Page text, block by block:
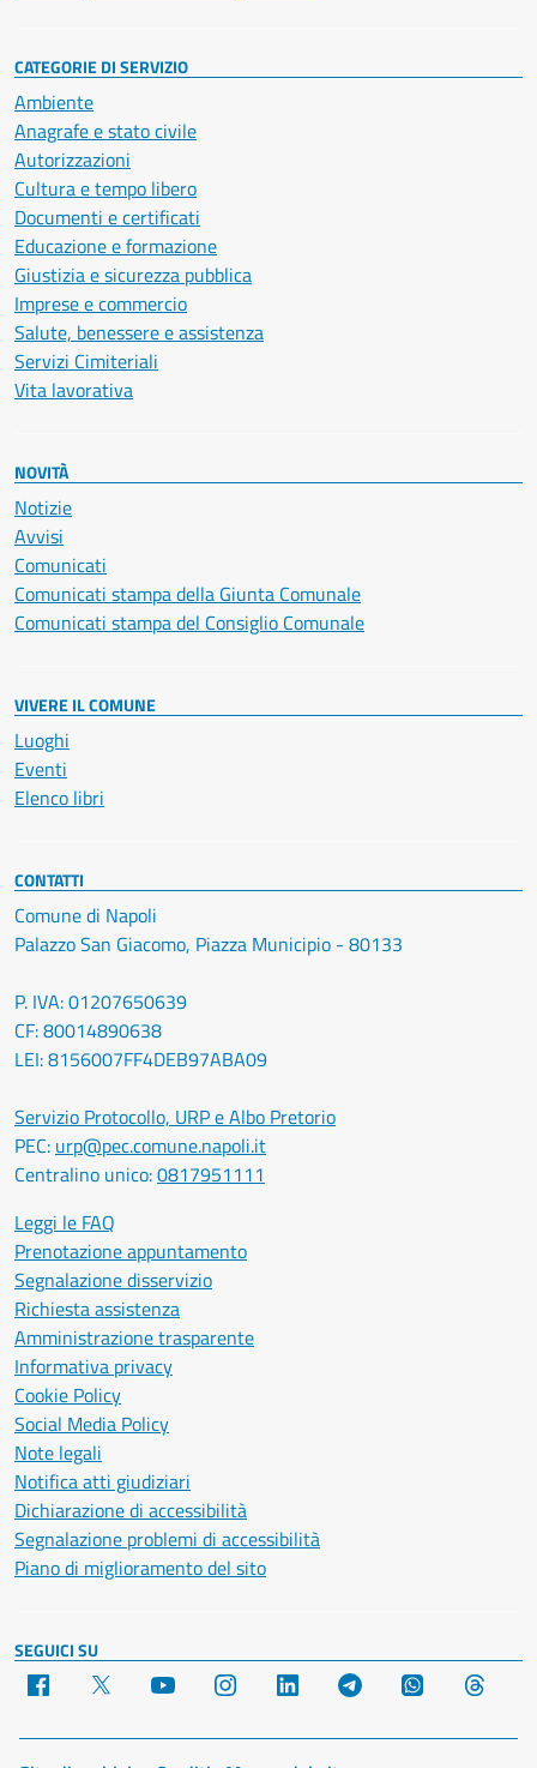
CATEGORIE DI SERVIZIO
Ambiente
Anagrafe e stato civile
Autorizzazioni
Cultura e tempo libero
Documenti e certificati
Educazione e formazione
Giustizia e sicurezza pubblica
Imprese e commercio
Salute, benessere e assistenza
Servizi Cimiteriali
Vita lavorativa
NOVITÀ
Notizie
Avvisi
Comunicati
Comunicati stampa della Giunta Comunale
Comunicati stampa del Consiglio Comunale
VIVERE IL COMUNE
Luoghi
Eventi
Elenco libri
CONTATTI
Comune di Napoli
Palazzo San Giacomo, Piazza Municipio - 80133
P. IVA: 01207650639
CF: 80014890638
LEI: 8156007FF4DEB97ABA09
Servizio Protocollo, URP e Albo Pretorio
PEC: urp@pec.comune.napoli.it
Centralino unico:0817951111
Leggi le FAQ
Prenotazione appuntamento
Segnalazione disservizio
Richiesta assistenza
Amministrazione trasparente
Informativa privacy
Cookie Policy
Social Media Policy
Note legali
Notifica atti giudiziari
Dichiarazione di accessibilità
Segnalazione problemi di accessibilità
Piano di miglioramento del sito
SEGUICI SU
Facebook YouTube Instagram LinkedIn Telegram WhatsApp